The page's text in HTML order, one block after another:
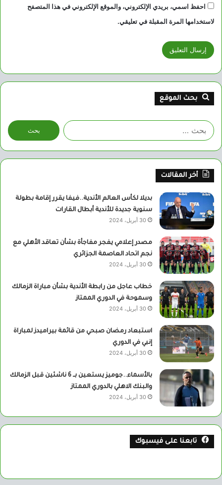
احفظ اسمي، بريدي الإلكتروني، والموقع الإلكتروني في هذا المتصفح
لاستخدامها المرة المقبلة في تعليقي.
بحث الموقع
البحث
عن:
أخر المقالات
بديلا لكأس العالم الأندية..فيفا يقرر إقامة بطولة
سنوية جديدة للأندية أبطال القارات
30 أبريل، 2024
مصدر إعلامي يفجر مفاجأة بشأن تعاقد الأهلي مع
نجم اتحاد العاصمة الجزائري
30 أبريل، 2024
خطاب عاجل من رابطة الأندية بشأن مباراة الزمالك
وسموحة في الدوري الممتاز
30 أبريل، 2024
استبعاد رمضان صبحي من قائمة بيراميدز لمباراة
إنبي في الدوري
30 أبريل، 2024
بالأسماء..جوميز يستعين بــ 6 ناشئين قبل الزمالك
والبنك الاهلي بالدوري الممتاز
30 أبريل، 2024
تابعنا على فيسبوك